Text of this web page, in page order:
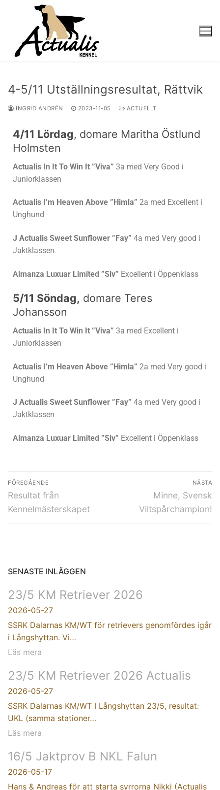
4-5/11 Utställningsresultat, Rättvik
INGRID ANDRÉN 2023-11-05 ACTUELLT
4/11 Lördag, domare Maritha Östlund
Holmsten
Actualis In It To Win It ”Viva” 3a med Very Good i
Juniorklassen
Actualis I’m Heaven Above ”Himla” 2a med Excellent i
Unghund
J Actualis Sweet Sunflower ”Fay” 4a med Very good i
Jaktklassen
Almanza Luxuar Limited ”Siv” Excellent i Öppenklass
5/11 Söndag, domare Teres
Johansson
Actualis In It To Win It ”Viva” 3a med Excellent i
Juniorklassen
Actualis I’m Heaven Above ”Himla” 2a med Very good i
Unghund
J Actualis Sweet Sunflower ”Fay” 4a med Very good i
Jaktklassen
Almanza Luxuar Limited ”Siv” Excellent i Öppenklass
FÖREGÅENDE
Resultat från
Kennelmästerskapet
NÄSTA
Minne, Svensk
Viltspårchampion!
SENASTE INLÄGGEN
23/5 KM Retriever 2026
2026-05-27
SSRK Dalarnas KM/WT för retrievers genomfördes igår
i Långshyttan. Vi…
Läs mera
23/5 KM Retriever 2026 Actualis
2026-05-27
SSRK Dalarnas KM/WT I Långshyttan 23/5, resultat:
UKL (samma stationer…
Läs mera
16/5 Jaktprov B NKL Falun
2026-05-17
Hans & Andreas för att starta syrrorna Nikki (Actualis